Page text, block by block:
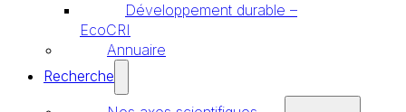
Développement durable –
EcoCRI
Annuaire
Recherche